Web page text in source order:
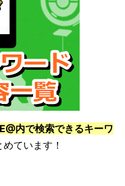
内で検索できるキーワ
ています！